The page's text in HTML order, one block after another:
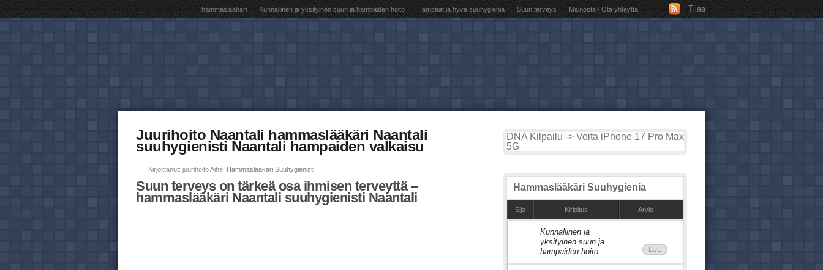
hammaslääkäri Kunnallinen ja yksityinen suun ja hampaiden hoito Hampaat ja hyvä suuhygienia Suun terveys Mainosta / Ota yhteyttä Tilaa
Juurihoito Naantali hammaslääkäri Naantali
suuhygienisti Naantali hampaiden valkaisu
Kirjoittanut: juurihoito Aihe: Hammaslääkäri Suuhygienisti |
Suun terveys on tärkeä osa ihmisen terveyttä –
hammaslääkäri Naantali suuhygienisti Naantali
DNA Kilpailu -> Voita iPhone 17 Pro Max
5G
Hammaslääkäri Suuhygienia
Sija Kirjoitus Arvio
Kunnallinen ja
yksityinen suun ja
hampaiden hoito
LUE